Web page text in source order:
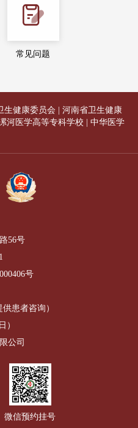
常见问题
生健康委员会
河南省卫生健康
河医学高等专科学校
中华医学
56号
号
供患者咨询）
）
公司
微信预约挂号